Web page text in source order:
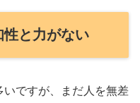
と力がない
いですが、まだ人を無差